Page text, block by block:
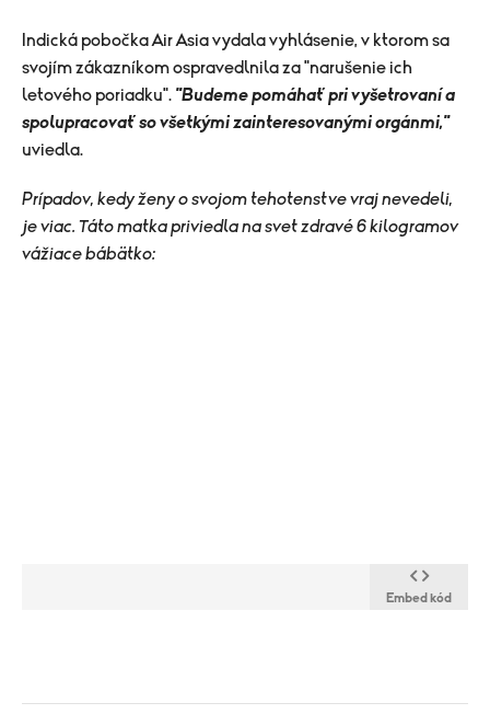
Indická pobočka Air Asia vydala vyhlásenie, v ktorom sa
svojím zákazníkom ospravedlnila za "narušenie ich
letového poriadku". "Budeme pomáhať pri vyšetrovaní a
spolupracovať so všetkými zainteresovanými orgánmi,"
uviedla.
Prípadov, kedy ženy o svojom tehotenstve vraj nevedeli,
je viac. Táto matka priviedla na svet zdravé 6 kilogramov
vážiace bábätko:
Embed kód